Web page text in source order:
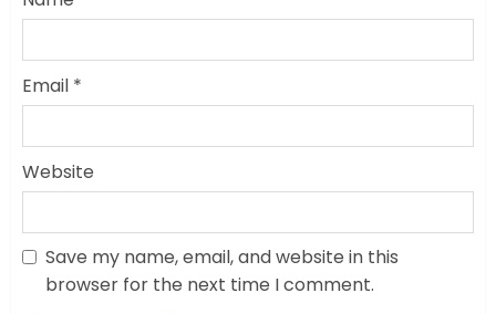
Email *
Website
Save my name, email, and website in this
browser for the next time I comment.
सरकारी दफ्तरों में जनसेवा कम,
जनता का अपमान ज्यादा? जनता के